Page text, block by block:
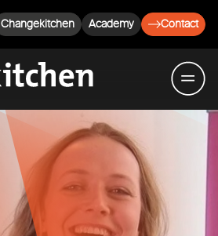
Changekitchen Academy Contact